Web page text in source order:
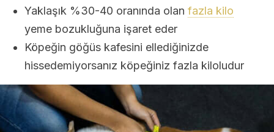
Yaklaşık %30-40 oranında olan fazla kilo
yeme bozukluğuna işaret eder
Köpeğin göğüs kafesini ellediğinizde
hissedemiyorsanız köpeğiniz fazla kiloludur